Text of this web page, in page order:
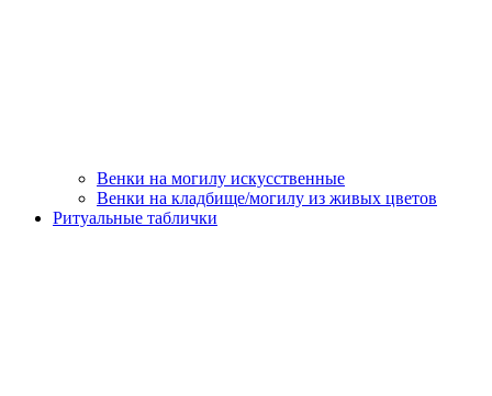
Венки на могилу искусственные
Венки на кладбище/могилу из живых цветов
Ритуальные таблички